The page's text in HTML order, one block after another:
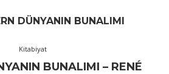
DÜNYANIN BUNALIMI
Kitabiyat
BUNALIMI – RENÉ